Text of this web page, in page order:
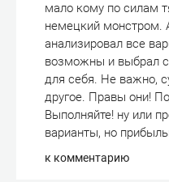
мало кому по силам
немецкий
анализировал все
возможны и выбрал
для себя. Не важно,
другое. Правы они!
Выполняйте! ну или
варианты, но
к комментарию